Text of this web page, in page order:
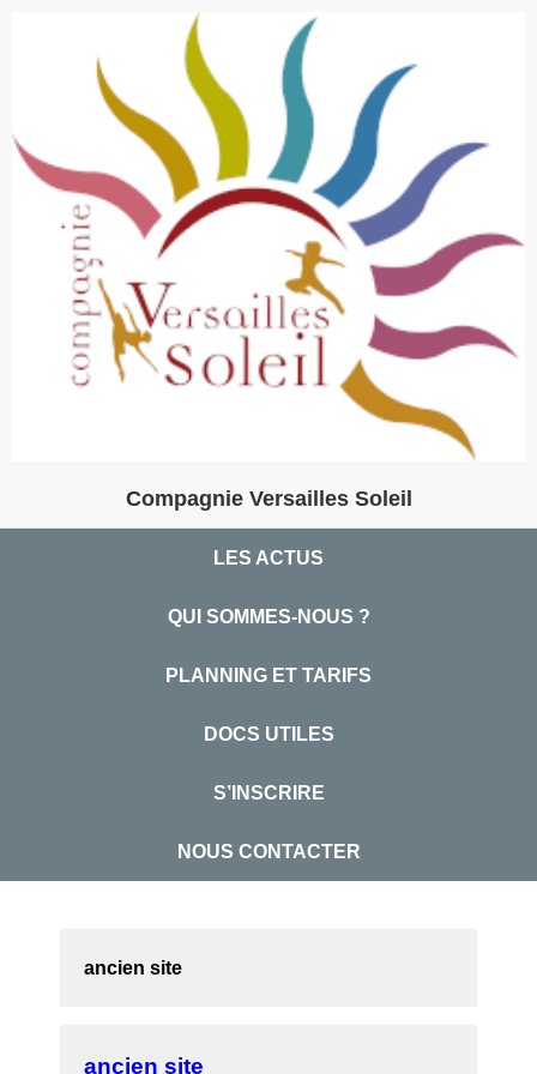
Compagnie Versailles Soleil
LES ACTUS
QUI SOMMES-NOUS ?
PLANNING ET TARIFS
DOCS UTILES
S’INSCRIRE
NOUS CONTACTER
ancien site
ancien site